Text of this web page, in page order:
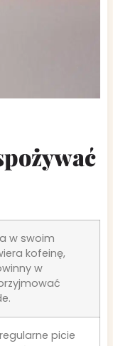
w swoim
kofeinę,
w
picie